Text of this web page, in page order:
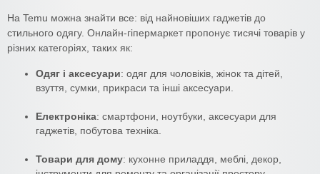
На Temu можна знайти все: від найновіших гаджетів до
стильного одягу. Онлайн-гіпермаркет пропонує тисячі товарів у
різних категоріях, таких як:
Одяг і аксесуари: одяг для чоловіків, жінок та дітей,
взуття, сумки, прикраси та інші аксесуари.
Електроніка: смартфони, ноутбуки, аксесуари для
гаджетів, побутова техніка.
Товари для дому: кухонне приладдя, меблі, декор,